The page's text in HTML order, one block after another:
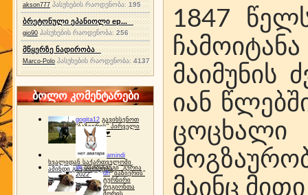
akson777 პასუხების რაოდენობა:195
ბრეტონული ეპანიოლი ep...
gio90 პასუხების რაოდენობა:256
მწყერზე ნადირობა
Marco-Polo პასუხების რაოდენობა:4137
ბოლო კომენტარები
gogita12 გავიხსენოთ
"ბაზიერის" პირველი
ტურნირი ❤
amindi
ხვალიდან საქართველოში
ამინდი გაუარესდება
dh სპორტინგი "გურია
2022"
dh "ბაზიერის"
ტურნირი
რეგიონთა
შორის
1847
მაიმუნის
იან
მაინც